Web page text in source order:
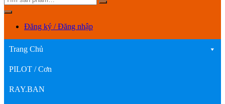
Đăng ký / Đăng nhập
Trang Chủ
PILOT / Cơn
RAY.BAN